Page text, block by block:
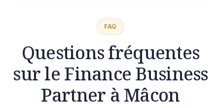
FAQ
Questions fréquentes
sur le Finance Business
Partner à Mâcon